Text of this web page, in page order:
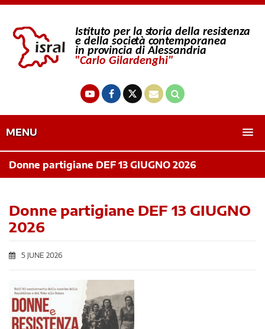
MENU
Donne partigiane DEF 13 GIUGNO 2026
Donne partigiane DEF 13 GIUGNO
2026
5 JUNE 2026